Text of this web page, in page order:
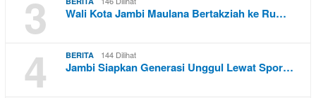
3 Wali Kota Jambi Maulana Bertakziah ke Ru…
4 BERITA 144 Dilihat
Jambi Siapkan Generasi Unggul Lewat Spor…